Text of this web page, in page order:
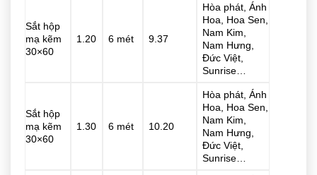
Sắt hộp
mạ kẽm
30×60
1.20 6 mét 9.37
Hòa phát, Ánh
Hoa, Hoa Sen,
Nam Kim,
Nam Hưng,
Đức Việt,
Sunrise…
Sắt hộp
mạ kẽm
30×60
1.30 6 mét 10.20
Hòa phát, Ánh
Hoa, Hoa Sen,
Nam Kim,
Nam Hưng,
Đức Việt,
Sunrise…